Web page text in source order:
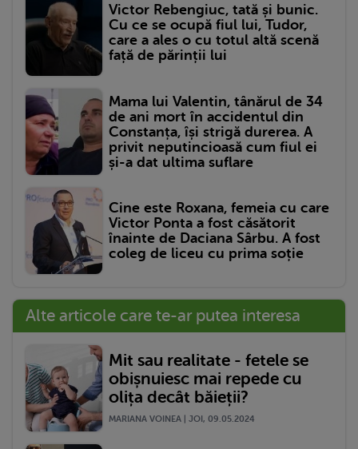
Victor Rebengiuc, tată și bunic.
Cu ce se ocupă fiul lui, Tudor,
care a ales o cu totul altă scenă
față de părinții lui
Mama lui Valentin, tânărul de 34
de ani mort în accidentul din
Constanța, își strigă durerea. A
privit neputincioasă cum fiul ei
și-a dat ultima suflare
Cine este Roxana, femeia cu care
Victor Ponta a fost căsătorit
înainte de Daciana Sârbu. A fost
coleg de liceu cu prima soție
Alte articole care te-ar putea interesa
Mit sau realitate - fetele se
obișnuiesc mai repede cu
olița decât băieții?
MARIANA VOINEA | JOI, 09.05.2024